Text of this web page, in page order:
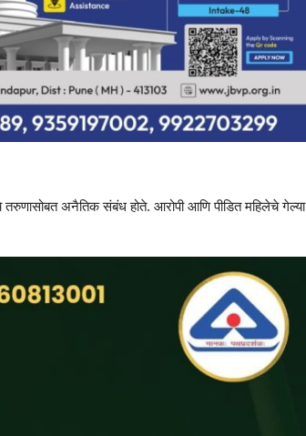
तरुणासोबत अनैतिक संबंध होते. आरोपी आणि पीडित महिलेचे गेल्या